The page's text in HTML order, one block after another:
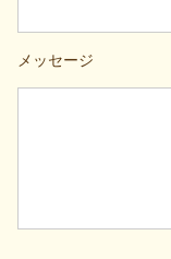
メッセージ